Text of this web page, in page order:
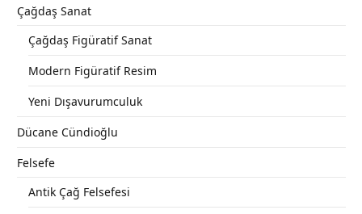
Çağdaş Sanat
Çağdaş Figüratif Sanat
Modern Figüratif Resim
Yeni Dışavurumculuk
Dücane Cündioğlu
Felsefe
Antik Çağ Felsefesi